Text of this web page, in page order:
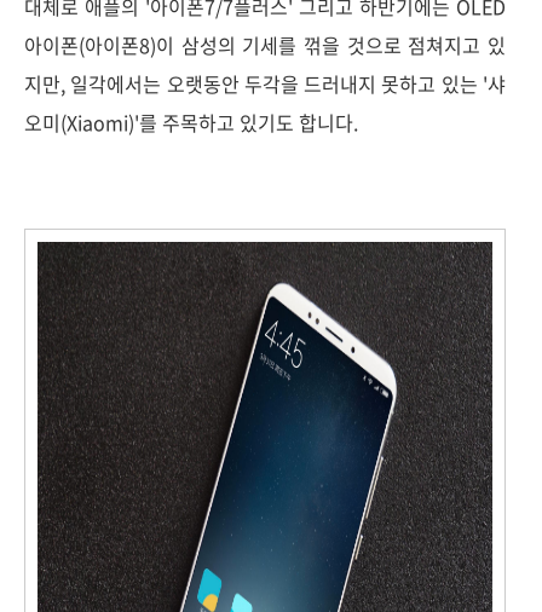
대체로 애플의 '아이폰7/7플러스' 그리고 하반기에는 OLED
아이폰(아이폰8)이 삼성의 기세를 꺾을 것으로 점쳐지고 있
지만, 일각에서는 오랫동안 두각을 드러내지 못하고 있는 '샤
오미(Xiaomi)'를 주목하고 있기도 합니다.